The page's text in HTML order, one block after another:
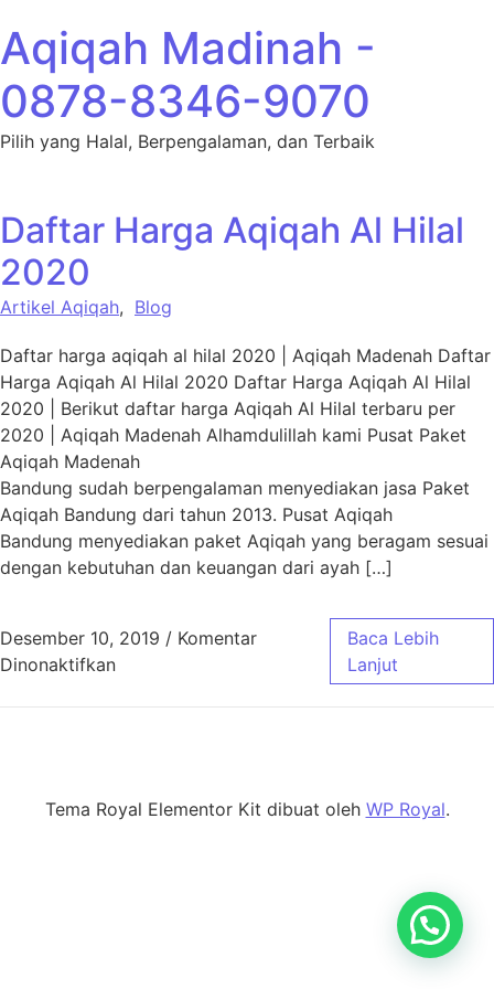
Aqiqah Madinah -
0878-8346-9070
Pilih yang Halal, Berpengalaman, dan Terbaik
Daftar Harga Aqiqah Al Hilal
2020
Artikel Aqiqah, Blog
Daftar harga aqiqah al hilal 2020 | Aqiqah Madenah Daftar
Harga Aqiqah Al Hilal 2020 Daftar Harga Aqiqah Al Hilal
2020 | Berikut daftar harga Aqiqah Al Hilal terbaru per
2020 | Aqiqah Madenah Alhamdulillah kami Pusat Paket
Aqiqah Madenah
Bandung sudah berpengalaman menyediakan jasa Paket
Aqiqah Bandung dari tahun 2013. Pusat Aqiqah
Bandung menyediakan paket Aqiqah yang beragam sesuai
dengan kebutuhan dan keuangan dari ayah […]
Desember 10, 2019 / Komentar
Dinonaktifkanpada Daftar Harga Aqiqah Al Hilal 2020
Baca Lebih
Lanjut
Tema Royal Elementor Kit dibuat oleh WP Royal.